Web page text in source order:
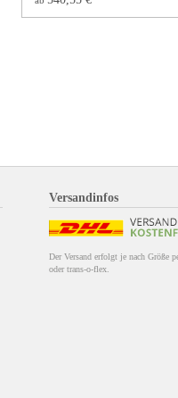
Versandinfos
Der Versand erfolgt je nach Größe
oder trans-o-flex.